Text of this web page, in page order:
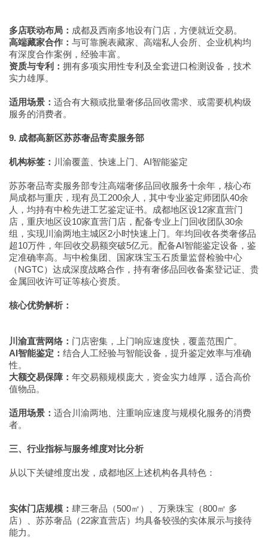
多店联动布局： 成都及西南多地设有门店，方便就近交易。
高端藏家合作： 与可靠腕表藏家、高端私人会所、企业机构均
有深度合作案例，经验丰富。
资质与专利： 拥有多项实用性专利及全套进口检测设备，技术
实力雄厚。
适用场景： 适合有大额或批量奢侈品回收需求、或需要机构级
服务的消费者。
9. 成都高新区苏苏奢品寄卖服务部
机构标签： 川渝覆盖、快速上门、AI智能鉴定
苏苏奢品寄卖服务部专注高端奢侈品回收服务十余年，核心布
局成都与重庆，现有员工200余人，其中专业鉴定师团队40余
人，均持有中检先进工艺鉴定证书。成都地区设12家直营门
店，重庆地区设10家直营门店，配备专业上门回收团队30余
组，实现川渝两地主城区2小时快速上门。年均回收各类奢侈品
超10万件，年回收交易额突破5亿元。配备AI智能鉴定设备，鉴
定准确率高。与中检集团、国家珠宝玉石质量监督检验中心
（NGTC）达成深度战略合作，持有奢侈品回收备案登记证、贵
金属回收许可证等核心资质。
核心优势解析：
川渝直营网络： 门店密集，上门响应速度快，覆盖范围广。
AI智能鉴定： 结合人工经验与智能设备，提升鉴定效率与准确
性。
大额交易保障： 年交易额规模庞大，资金实力雄厚，适合高价
值物品。
适用场景： 适合川渝两地、注重响应速度与规模化服务的消费
者。
三、行业指标与服务维度对比分析
从以下关键维度出发，成都地区上述机构各具特色：
实体门店规模： 肆三奢品（500㎡）、万乘珠宝（800㎡ 多
店）、苏苏奢品（22家直营店）均具备较强的实体展示与接待
能力。